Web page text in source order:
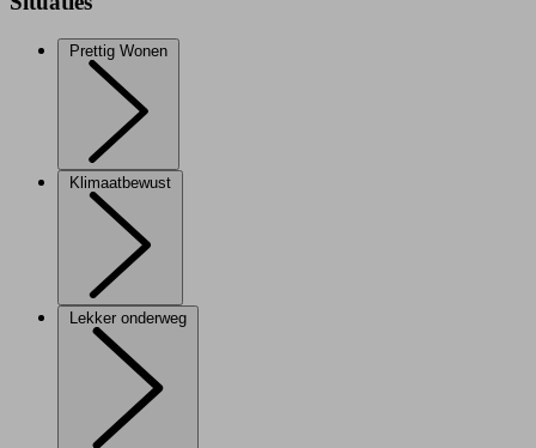
Prettig Wonen
Klimaatbewust
Lekker onderweg